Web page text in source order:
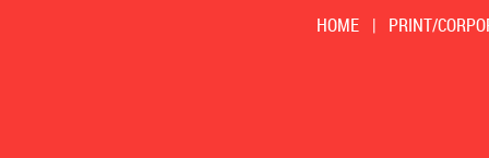
HOME | PRINT/